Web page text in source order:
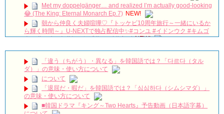
Met my doppelgänger… and realized I’m actually good-looking
😂 (The King: Eternal Monarch Ep.7) NEW!
朝から仲良く夫婦喧嘩♡『トッケビ10周年旅行～一緒にいるか
ら輝く時間～』U-NEXTで独占配信中✨#コンユ #イドンウク #キムゴ
ウン #ユインナ #トッケビ #unext #short NEW!
見せ💟 NEW!
왜 최수종이 연기하면 눈물이 나오지ㅠㅠ 이게 연기 내공인가요 #
최수종 #고려거란전쟁 #하나뿐인내편 #박성훈 #전재준 | KBS 방송
NEW!
イソンビン、授賞式でイグァンスに愛を告白。8年交際しても結
婚しない理由とは？ #イグァンス #恋愛8 NEW!
「違う（ちがう）・異なる」を韓国語では？「다르다（タル
ダ）」の意味・使い方について
について
「退屈だ・暇だ」を韓国語では？「심심하다（シムシマダ）」
の意味・使い方について
■韓国ドラマ『キング～Two Hearts』予告動画（日本語字幕）